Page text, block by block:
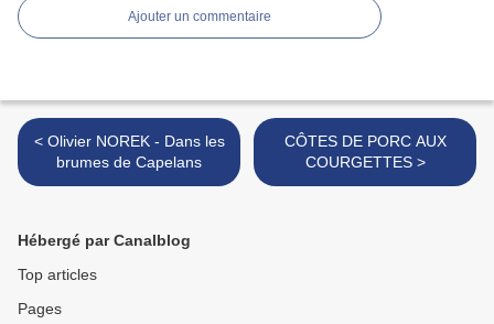
Ajouter un commentaire
< Olivier NOREK - Dans les
brumes de Capelans
CÔTES DE PORC AUX
COURGETTES >
Hébergé par Canalblog
Top articles
Pages